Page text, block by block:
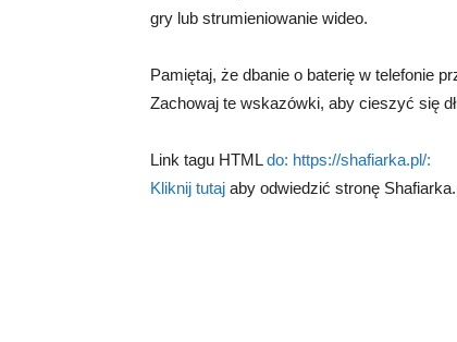
gry lub strumieniowanie wideo.
Pamiętaj, że dbanie o baterię w telefonie
Zachowaj te wskazówki, aby cieszyć się
Link tagu HTMLdo: https://shafiarka.pl/:
Kliknij tutaj aby odwiedzić stronę